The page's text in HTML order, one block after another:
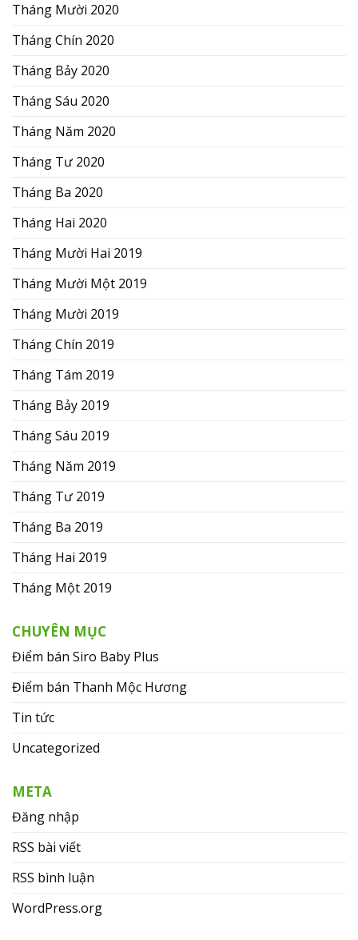
Tháng Mười 2020
Tháng Chín 2020
Tháng Bảy 2020
Tháng Sáu 2020
Tháng Năm 2020
Tháng Tư 2020
Tháng Ba 2020
Tháng Hai 2020
Tháng Mười Hai 2019
Tháng Mười Một 2019
Tháng Mười 2019
Tháng Chín 2019
Tháng Tám 2019
Tháng Bảy 2019
Tháng Sáu 2019
Tháng Năm 2019
Tháng Tư 2019
Tháng Ba 2019
Tháng Hai 2019
Tháng Một 2019
CHUYÊN MỤC
Điểm bán Siro Baby Plus
Điểm bán Thanh Mộc Hương
Tin tức
Uncategorized
META
Đăng nhập
RSS bài viết
RSS bình luận
WordPress.org